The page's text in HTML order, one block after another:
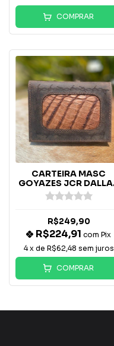
COMPRAR
CARTEIRA MASC
GOYAZES JCR
TABACO - C-04
R$249,90
R$224,91com Pix
4 x de R$62,48 sem juros
COMPRAR